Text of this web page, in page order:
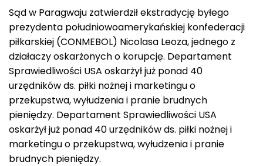
Sąd w Paragwaju zatwierdził ekstradycję byłego
prezydenta południowoamerykańskiej konfederacji
piłkarskiej (CONMEBOL) Nicolasa Leoza, jednego z
działaczy oskarżonych o korupcję. Departament
Sprawiedliwości USA oskarżył już ponad 40
urzędników ds. piłki nożnej i marketingu o
przekupstwa, wyłudzenia i pranie brudnych
pieniędzy. Departament Sprawiedliwości USA
oskarżył już ponad 40 urzędników ds. piłki nożnej i
marketingu o przekupstwa, wyłudzenia i pranie
brudnych pieniędzy.